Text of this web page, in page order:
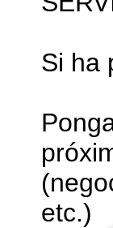
Si ha
etc.)